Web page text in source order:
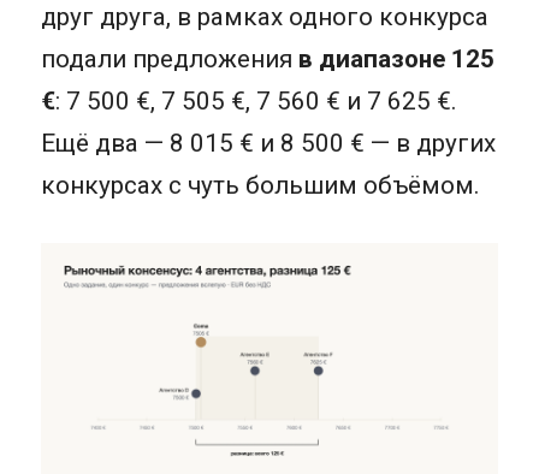
друг друга, в рамках одного конкурса
подали предложения в диапазоне 125
€: 7 500 €, 7 505 €, 7 560 € и 7 625 €.
Ещё два — 8 015 € и 8 500 € — в других
конкурсах с чуть большим объёмом.